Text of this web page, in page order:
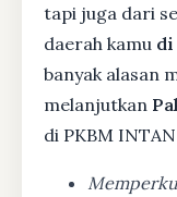
tapi juga dari
daerah kamu di
banyak alasan
melanjutkan
di PKBM